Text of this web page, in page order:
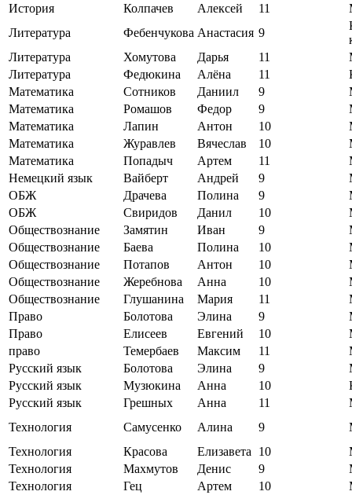
История
Колпачев Алексей 11
Литература
Фебенчукова Анастасия 9
Литература
Хомутова Дарья 11
Литература
Федюкина Алёна 11
Математика
Сотников Даниил 9
Математика
Ромашов Федор 9
Математика
Лапин Антон 10
Математика
Журавлев Вячеслав 10
Математика
Попадыч Артем 11
Немецкий язык
Вайберт Андрей 9
ОБЖ
Драчева Полина 9
ОБЖ
Свиридов Данил 10
Обществознание
Замятин Иван 9
Обществознание
Баева Полина 10
Обществознание
Потапов Антон 10
Обществознание
Жеребнова Анна 10
Обществознание
Глушанина Мария 11
Право
Болотова Элина 9
Право
Елисеев Евгений 10
право
Темербаев Максим 11
Русский язык
Болотова Элина 9
Русский язык
Музюкина Анна 10
Русский язык
Грешных Анна 11
Технология
Самусенко Алина 9
Технология
Красова Елизавета 10
Технология
Махмутов Денис 9
Технология
Гец Артем 10